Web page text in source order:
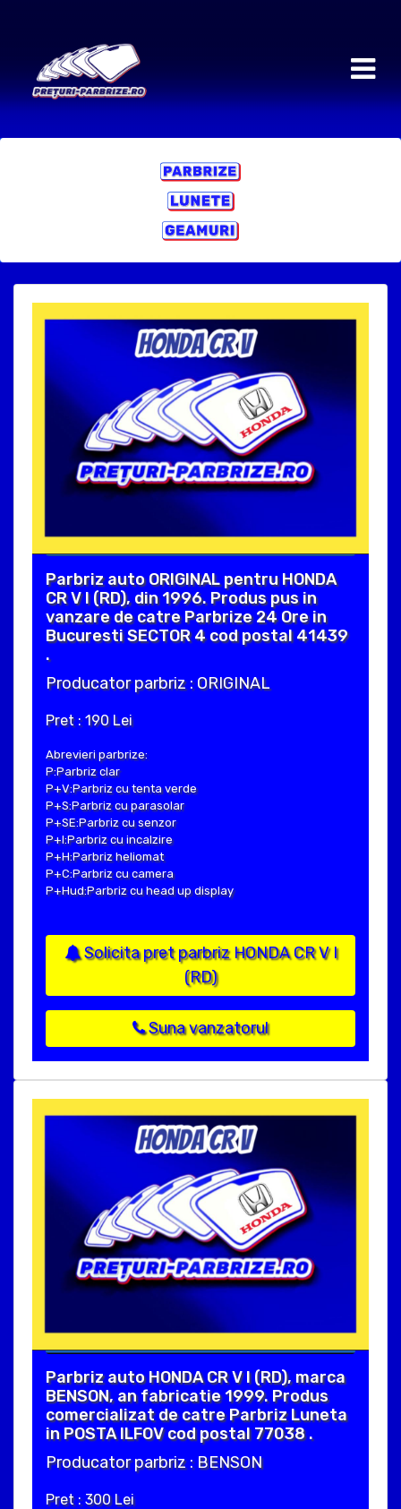
Parbriz auto ORIGINAL pentru HONDA
CR V I (RD), din 1996. Produs pus in
vanzare de catre Parbrize 24 Ore in
Bucuresti SECTOR 4 cod postal 41439
.
Producator parbriz : ORIGINAL
Pret : 190 Lei
Abrevieri parbrize:
P:Parbriz clar
P+V:Parbriz cu tenta verde
P+S:Parbriz cu parasolar
P+SE:Parbriz cu senzor
P+I:Parbriz cu incalzire
P+H:Parbriz heliomat
P+C:Parbriz cu camera
P+Hud:Parbriz cu head up display
Solicita pret parbriz HONDA CR V I
(RD)
Suna vanzatorul
Parbriz auto HONDA CR V I (RD), marca
BENSON, an fabricatie 1999. Produs
comercializat de catre Parbriz Luneta
in POSTA ILFOV cod postal 77038 .
Producator parbriz : BENSON
Pret : 300 Lei